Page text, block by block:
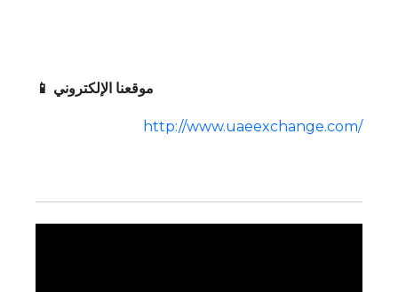
📱 موقعنا الإلكتروني
http://www.uaeexchange.com/